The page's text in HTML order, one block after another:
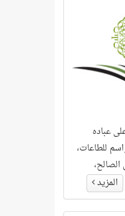
عباده
للطاعات،
واجتهدالمزيد